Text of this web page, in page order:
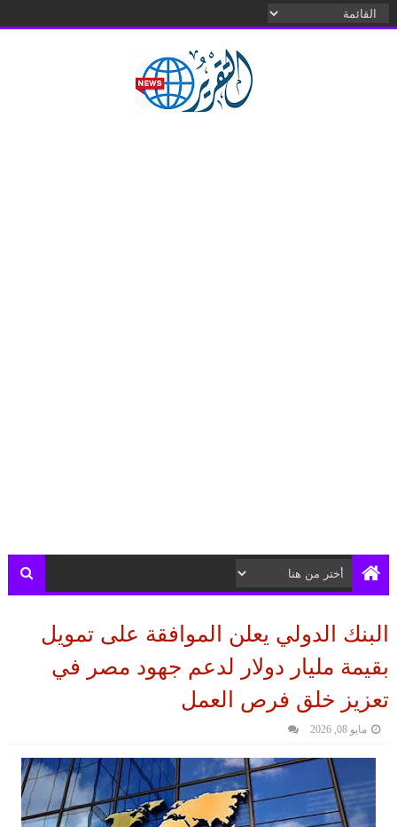
البنك الدولي يعلن الموافقة على تمويل
بقيمة مليار دولار لدعم جهود مصر في
تعزيز خلق فرص العمل
مايو 08, 2026